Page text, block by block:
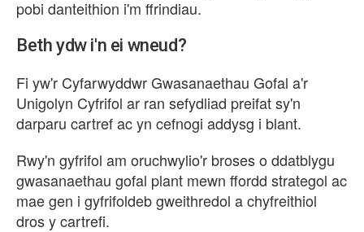
pobi danteithion i'm ffrindiau.
Beth ydw i'n ei wneud?
Fi yw'r Cyfarwyddwr Gwasanaethau Gofal a'r
Unigolyn Cyfrifol ar ran sefydliad preifat sy'n
darparu cartref ac yn cefnogi addysg i blant.
Rwy'n gyfrifol am oruchwylio'r broses o ddatblygu
gwasanaethau gofal plant mewn ffordd strategol ac
mae gen i gyfrifoldeb gweithredol a chyfreithiol
dros y cartrefi.